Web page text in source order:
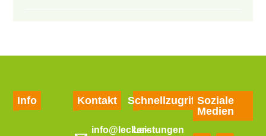
Info Kontakt
info@lecker-
Schnellzugriff
Leistungen
Soziale
Medien